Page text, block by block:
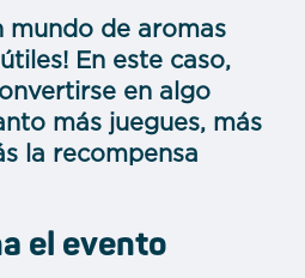
mundo de aromas
En este caso,
en algo
más juegues, más
la recompensa
el evento